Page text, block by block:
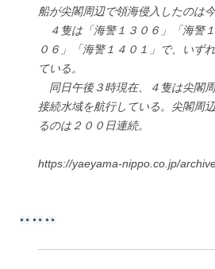
船が尖閣周辺で領海侵入したのは今
４隻は「海警１３０６」「海警
０６」「海警１４０１」で、いず
ている。
同日午後３時現在、４隻は尖閣
接続水域を航行している。尖閣周
るのは２００日連続。
https://yaeyama-nippo.co.jp/